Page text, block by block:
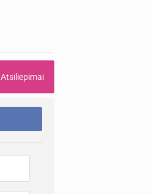
Atsiliepimai